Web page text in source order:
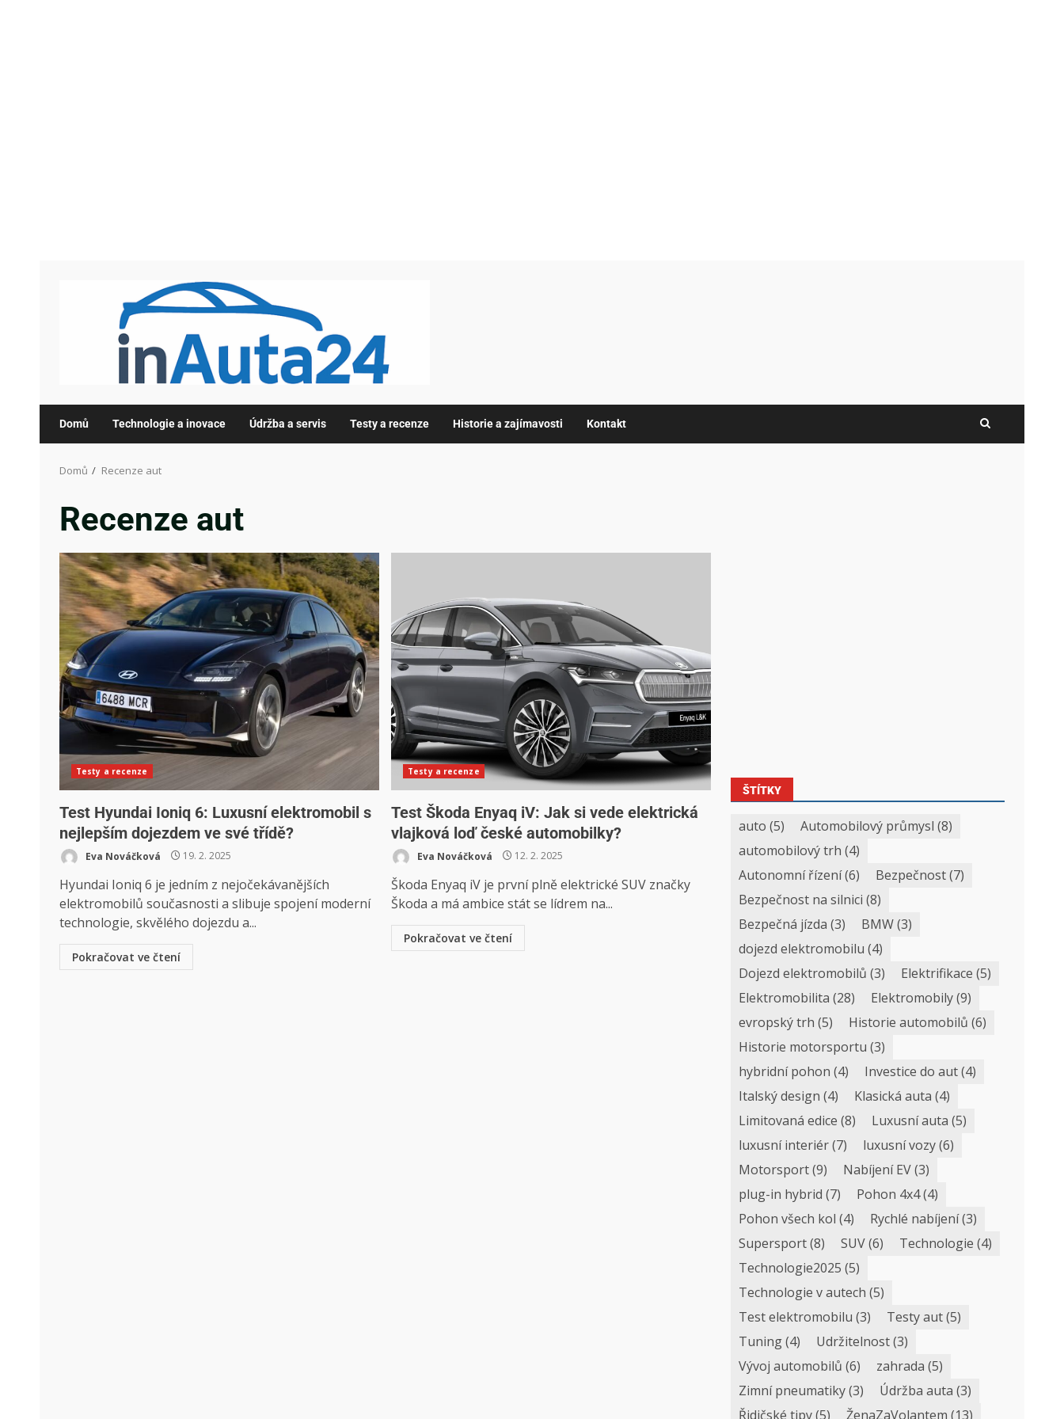
Domů Technologie a inovace Údržba a servis Testy a recenze Historie a zajímavosti Kontakt
Domů Recenze aut
Recenze aut
Testy a recenze
Test Hyundai Ioniq 6: Luxusní elektromobil s
nejlepším dojezdem ve své třídě?
Eva Nováčková 19. 2. 2025
Hyundai Ioniq 6 je jedním z nejočekávanějších
elektromobilů současnosti a slibuje spojení moderní
technologie, skvělého dojezdu a...
Pokračovat ve čtení
Testy a recenze
Test Škoda Enyaq iV: Jak si vede elektrická
vlajková loď české automobilky?
Eva Nováčková 12. 2. 2025
Škoda Enyaq iV je první plně elektrické SUV značky
Škoda a má ambice stát se lídrem na...
Pokračovat ve čtení
ŠTÍTKY
auto (5) Automobilový průmysl (8)
automobilový trh (4)
Autonomní řízení(6) Bezpečnost(7)
Bezpečnost na silnici (8)
Bezpečná jízda (3) BMW(3)
dojezd elektromobilu (4)
Dojezd elektromobilů (3) Elektrifikace (5)
Elektromobilita (28) Elektromobily(9)
evropský trh (5) Historie automobilů (6)
Historie motorsportu (3)
hybridní pohon (4) Investice do aut(4)
Italský design (4) Klasická auta (4)
Limitovaná edice (8) Luxusní auta (5)
luxusní interiér(7) luxusní vozy(6)
Motorsport(9) Nabíjení EV(3)
plug-in hybrid (7) Pohon 4x4(4)
Pohon všech kol (4) Rychlé nabíjení(3)
Supersport(8) SUV(6) Technologie (4)
Technologie2025 (5)
Technologie v autech (5)
Test elektromobilu (3) Testy aut(5)
Tuning(4) Udržitelnost(3)
Vývoj automobilů (6) zahrada (5)
Zimní pneumatiky(3) Údržba auta (3)
Řidičské tipy(5) ŽenaZaVolantem (13)